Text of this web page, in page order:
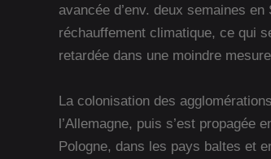
avancée d’env. deux semaines
réchauffement climatique, ce qui
retardée dans une moindre
La colonisation des
l’Allemagne, puis s’est
Pologne, dans les pays baltes et